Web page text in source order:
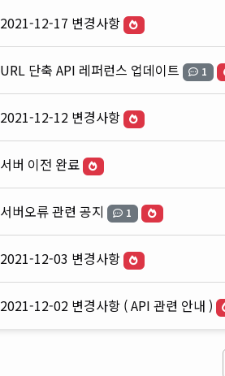
2021-12-17 변경사항
URL 단축 API 레퍼런스 업데이트 1
2021-12-12 변경사항
서버 이전 완료
서버오류 관련 공지 1
2021-12-03 변경사항
2021-12-02 변경사항 ( API 관련 안내 )